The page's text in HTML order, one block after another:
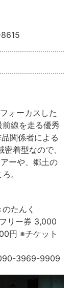
ォーカスした
線を走る優秀
関係者による
着型なので、
ーや、郷土の
。
たんく
リー券 3,000
円 ※チケット
090-3969-9909